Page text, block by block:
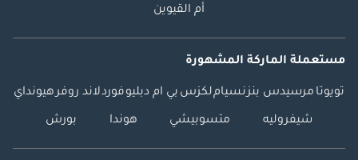
أم القيوين
مستعملة الماركة المشهورة
تويوتا مرسيدس بنزنسياملكزس بي ام دبليوفوردلاند روفرهيونداي
شيفروليه متسوبيشي هوندا بورش